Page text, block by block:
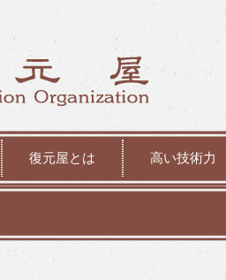
復元屋とは 高い技術力